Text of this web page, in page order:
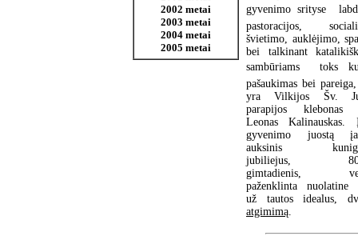
2002 metai
2003 metai
2004 metai
2005 metai
gyvenimo srityse 
pastoracijos,
švietimo, auklėjimo,
bei talkinant
sambūriams  toks
pašaukimas bei
yra Vilkijos Šv.
parapijos klebonas
Leonas
gyvenimo juostą
auksinis
jubiliejus, 80-
gimtadienis,
paženklinta nuolatine
už tautos idealus,
atgimimą.